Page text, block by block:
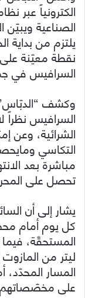
الكترونياً عبر
الصناعية
يلتزم من بداية
نقطة معيّنة
السرافيس في
وكشف
السرافيس نظراً
التكاسي
مباشرة بعد
تحصل على
يشار إلى أن
كل يوم أمام
ليتر من
المسار
على